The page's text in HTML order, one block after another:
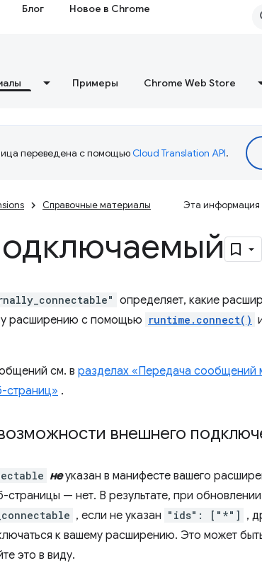
Блог Новое в Chrome
Примеры Chrome Web Store
переведена с помощьюCloud Translation API.
Справочные материалы Эта информация
определяет, какие
расширению с помощью runtime.connect()
см. в разделах «Передача сообщений
страниц» .
внешнего
неуказан в манифесте вашего
страницы — нет. В результате, при
, если не указан "ids": ["*"] ,
к вашему расширению. Это может
это в виду.